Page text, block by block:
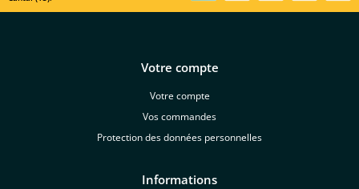
Votre compte
Votre compte
Vos commandes
Protection des données personnelles
Informations